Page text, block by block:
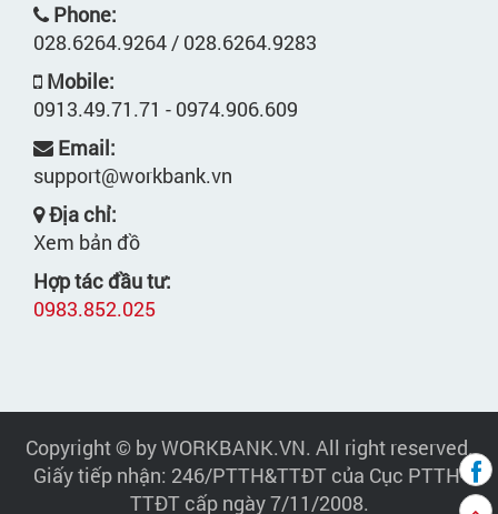
Phone:
028.6264.9264 / 028.6264.9283
Mobile:
0913.49.71.71 - 0974.906.609
Email:
support@workbank.vn
Địa chỉ:
Xem bản đồ
Hợp tác đầu tư:
0983.852.025
Copyright © by WORKBANK.VN. All right reserved.
Giấy tiếp nhận: 246/PTTH&TTĐT của Cục PTTH-
TTĐT cấp ngày 7/11/2008.